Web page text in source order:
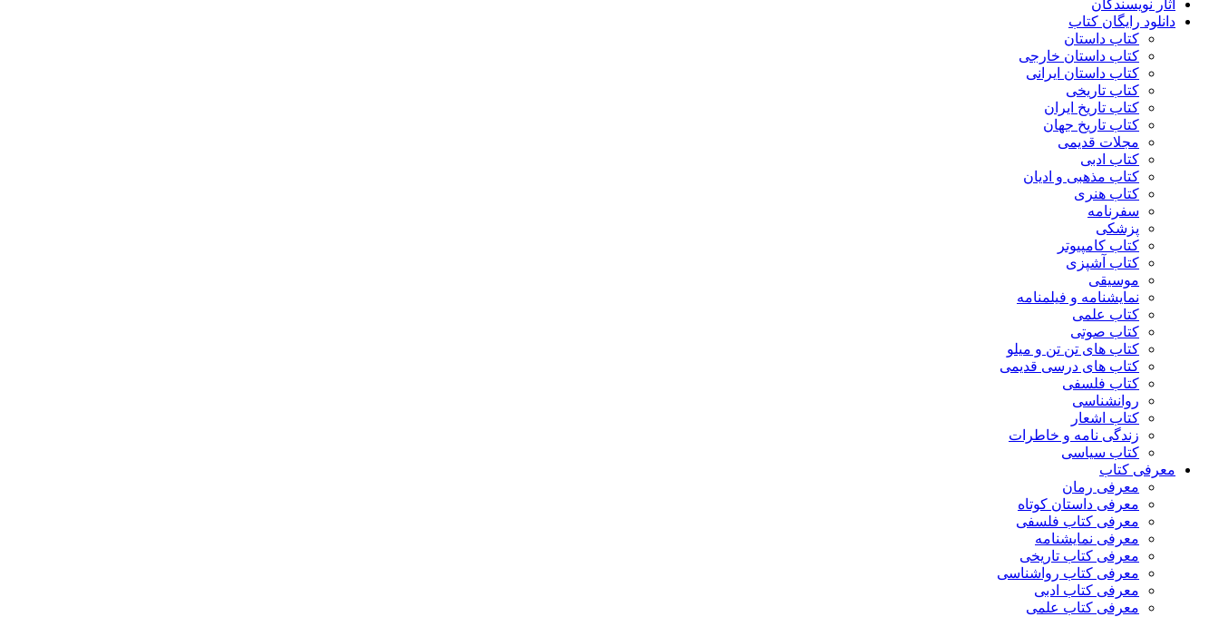
آثار نویسندگان
دانلود رایگان کتاب
کتاب داستان
کتاب داستان خارجی
کتاب داستان ایرانی
کتاب تاریخی
کتاب تاریخ ایران
کتاب تاریخ جهان
مجلات قدیمی
کتاب ادبی
کتاب مذهبی و ادیان
کتاب هنری
سفرنامه
پزشکی
کتاب کامپیوتر
کتاب آشپزی
موسیقی
نمایشنامه و فیلمنامه
کتاب علمی
کتاب صوتی
کتاب های تن تن و میلو
کتاب های درسی قدیمی
کتاب فلسفی
روانشناسی
کتاب اشعار
زندگی نامه و خاطرات
کتاب سیاسی
معرفی کتاب
معرفی رمان
معرفی داستان کوتاه
معرفی کتاب فلسفی
معرفی نمایشنامه
معرفی کتاب تاریخی
معرفی کتاب رواشناسی
معرفی کتاب ادبی
معرفی کتاب علمی